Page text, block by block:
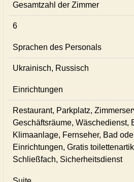
Gesamtzahl der Zimmer
6
Sprachen des Personals
Ukrainisch, Russisch
Einrichtungen
Restaurant, Parkplatz,
Geschäftsräume, Wäschedienst,
Klimaanlage, Fernseher, Bad
Einrichtungen, Gratis
Schließfach, Sicherheitsdienst